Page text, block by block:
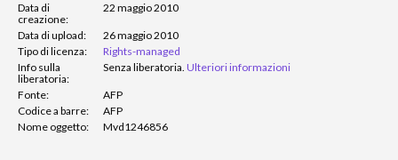
Data di
creazione:
22 maggio 2010
Data di upload:
26 maggio 2010
Tipo di licenza:
Rights-managed
Info sulla
liberatoria:
Senza liberatoria. Ulteriori informazioni
Fonte:
AFP
Codice a barre:
AFP
Nome oggetto:
Mvd1246856